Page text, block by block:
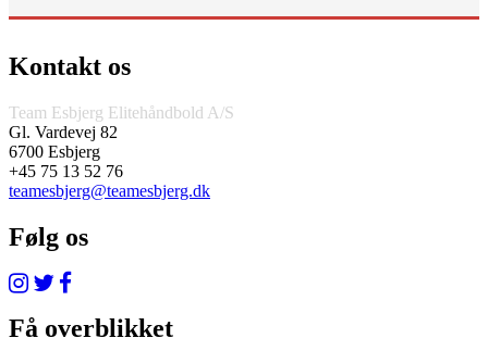
Kontakt os
Team Esbjerg Elitehåndbold A/S
Gl. Vardevej 82
6700 Esbjerg
+45 75 13 52 76
teamesbjerg@teamesbjerg.dk
Følg os
Få overblikket